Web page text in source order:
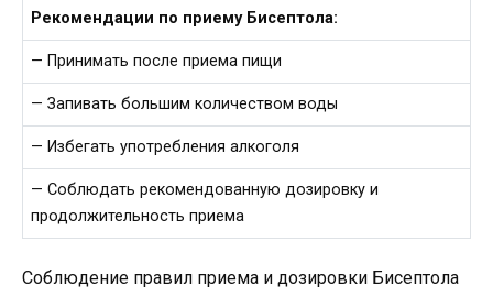
Рекомендации по приему Бисептола:
— Принимать после приема пищи
— Запивать большим количеством воды
— Избегать употребления алкоголя
— Соблюдать рекомендованную дозировку и
продолжительность приема
Соблюдение правил приема и дозировки Бисептола